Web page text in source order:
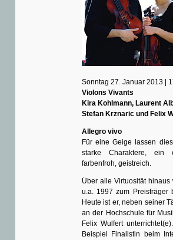
Sonntag 27. Januar 2013 |
Violons Vivants
Kira Kohlmann, Laurent
Stefan Krznaric und Felix
Allegro vivo
Für eine Geige lassen
starke Charaktere, ein
farbenfroh, geistreich.
Über alle Virtuosität
u.a. 1997 zum Preisträger
Heute ist er, neben seiner
an der Hochschule für
Felix Wulfert
Beispiel Finalistin beim